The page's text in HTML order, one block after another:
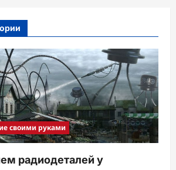
своими руками
радиодеталей у